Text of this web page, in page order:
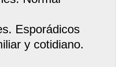
Esporádicos
y cotidiano.